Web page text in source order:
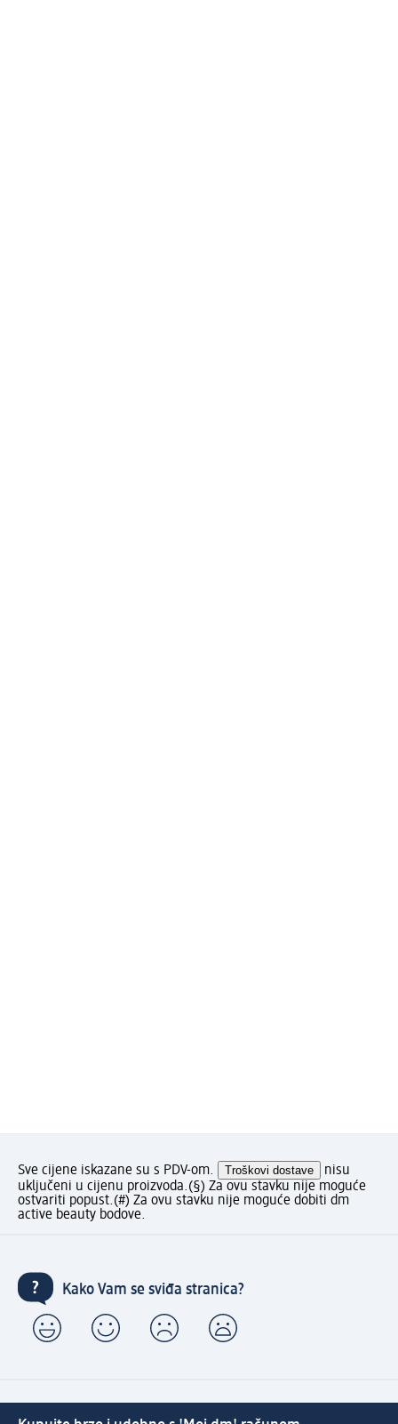
Sve cijene iskazane su s PDV-om. Troškovi dostave
nisu
uključeni u cijenu proizvoda.(§) Za ovu stavku nije moguće
ostvariti popust.(#) Za ovu stavku nije moguće dobiti dm
active beauty bodove.
Kako Vam se sviđa stranica?